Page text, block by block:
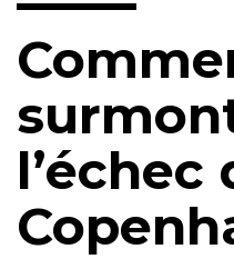
l’échec